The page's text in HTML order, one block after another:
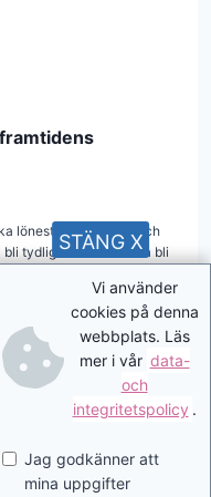
lönestöd avskaffas och
tydligare och det ska bli
Vi använder
cookies på denna
webbplats. Läs
mer i vår data-
och
integritetspolicy .
Jag godkänner att
mina uppgifter
STÄNG X